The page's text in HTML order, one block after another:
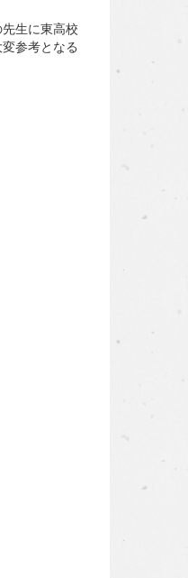
生に東高校
参考となる